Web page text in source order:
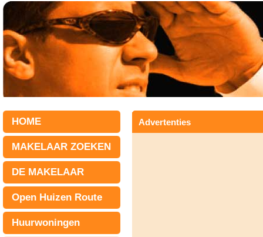
HOME
MAKELAAR ZOEKEN
DE MAKELAAR
Open Huizen Route
Huurwoningen
Advertenties